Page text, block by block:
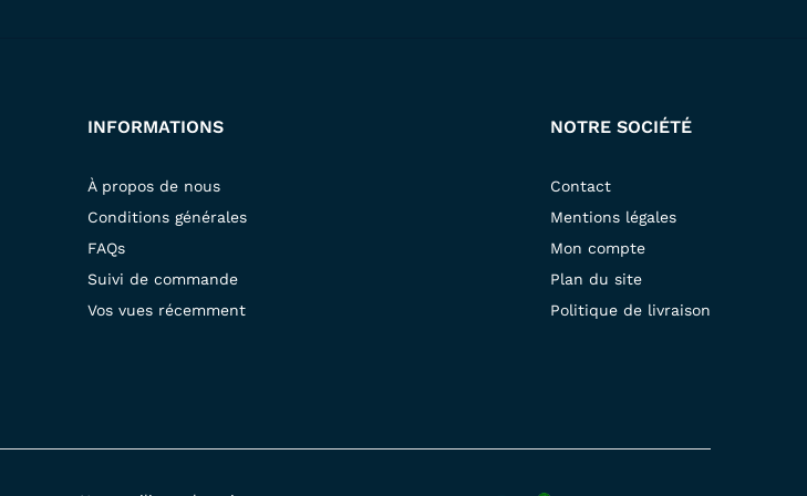
INFORMATIONS
À propos de nous
Conditions générales
FAQs
Suivi de commande
Vos vues récemment
NOTRE SOCIÉTÉ
Contact
Mentions légales
Mon compte
Plan du site
Politique de livraison